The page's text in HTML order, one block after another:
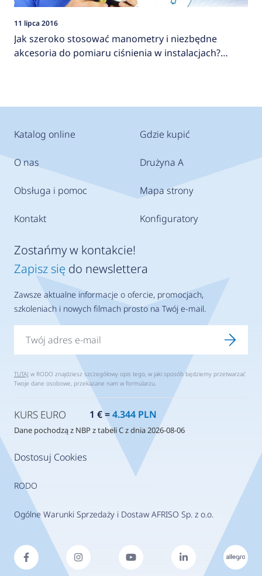
11 lipca 2016
Jak szeroko stosować manometry i niezbędne
akcesoria do pomiaru ciśnienia w instalacjach?
Katalog online
O nas
Obsługa i pomoc
Kontakt
Gdzie kupić
Drużyna A
Mapa strony
Konfiguratory
Dostosuj Cookies
RODO
Ogólne Warunki Sprzedaży i Dostaw AFRISO Sp. z o.o.
Zostańmy w kontakcie!
Zapisz się do newslettera
Zawsze aktualne informacje o ofercie, promocjach,
szkoleniach i nowych filmach prosto na Twój e-mail.
TUTAJ w RODO znajdziesz szczegółowy opis tego, w jaki sposób będziemy przetwarzać
Twoje dane osobowe, przekazane nam w formularzu.
KURS EURO 1 € =4.344 PLN
Dane pochodzą z NBP z tabeli C z dnia 2026-08-06